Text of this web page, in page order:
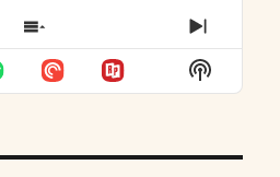
SHOW
EPISODES
LIST
NEXT
Show
Podcast